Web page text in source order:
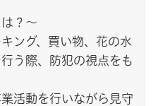
？～
ング、買い物、花の水
う際、防犯の視点をも
活動を行いながら見守